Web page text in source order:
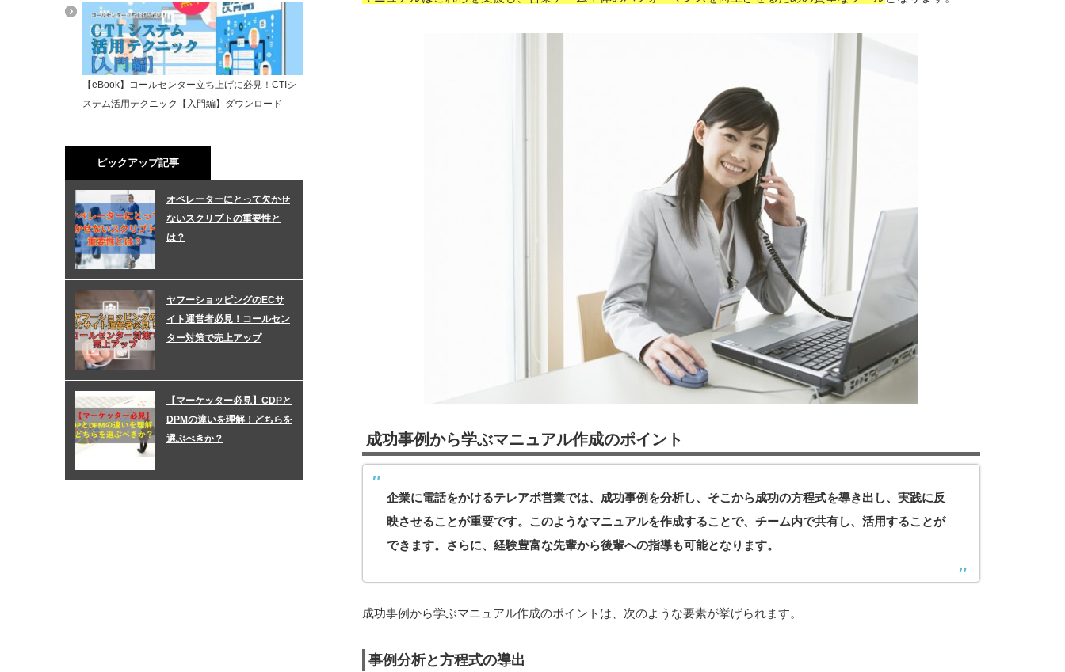
成功事例から学ぶマニュアル作成のポイント
企業に電話をかけるテレアポ営業では、成功事例を分析し、そこから成功の方程式を導き出し、実践に反
映させることが重要です。このようなマニュアルを作成することで、チーム内で共有し、活用することが
できます。さらに、経験豊富な先輩から後輩への指導も可能となります。
成功事例から学ぶマニュアル作成のポイントは、次のような要素が挙げられます。
事例分析と方程式の導出
【eBook】コールセンター立ち上げに必見！CTIシ
ステム活用テクニック【入門編】ダウンロード
ピックアップ記事
オペレーターにとって欠かせ
ないスクリプトの重要性と
は？
ヤフーショッピングのECサ
イト運営者必見！コールセン
ター対策で売上アップ
【マーケッター必見】CDPと
DPMの違いを理解！どちらを
選ぶべきか？